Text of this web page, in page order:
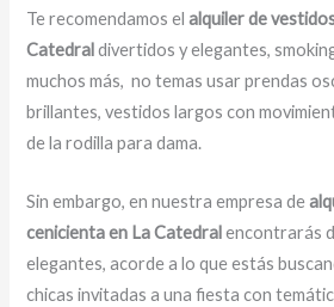
Te recomendamos elalquiler de
Catedraldivertidos y elegantes,
muchos más, no temas usar prendas
brillantes, vestidos largos con
de la rodilla para dama.
Sin embargo, en nuestra empresa de
cenicienta en La Catedralencontrarás
elegantes, acorde a lo que estás
chicas invitadas a una fiesta con